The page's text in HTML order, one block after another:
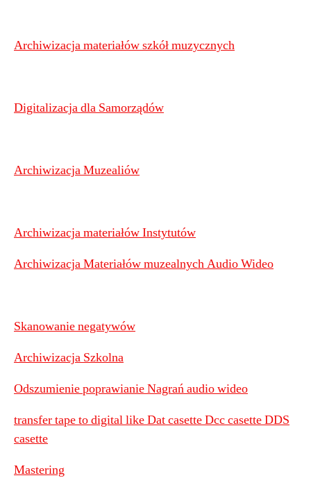
Archiwizacja materiałów szkół muzycznych
Digitalizacja dla Samorządów
Archiwizacja Muzealiów
Archiwizacja materiałów Instytutów
Archiwizacja Materiałów muzealnych Audio Wideo
Skanowanie negatywów
Archiwizacja Szkolna
Odszumienie poprawianie Nagrań audio wideo
transfer tape to digital like Dat casette Dcc casette DDS
casette
Mastering